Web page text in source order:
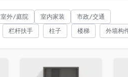
室外/庭院 室内家装 市政/交通
栏杆扶手 柱子 楼梯 外墙构
收藏